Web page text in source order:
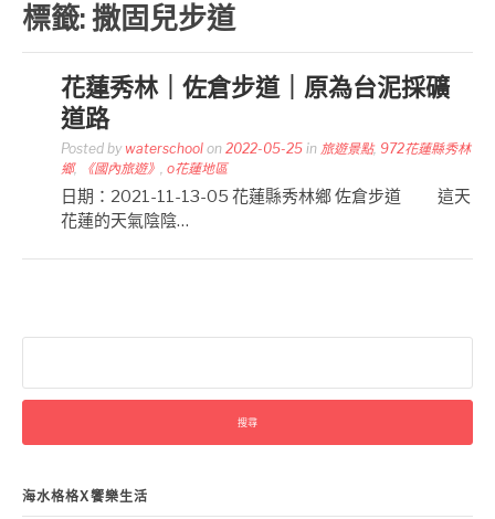
標籤:撒固兒步道
花蓮秀林｜佐倉步道｜原為台泥採礦
道路
Posted by waterschool on 2022-05-25 in 旅遊景點, 972花蓮縣秀林
鄉, 《國內旅遊》 , o花蓮地區
日期：2021-11-13-05 花蓮縣秀林鄉 佐倉步道 這天
花蓮的天氣陰陰…
關
字:
海水格格X饗樂生活